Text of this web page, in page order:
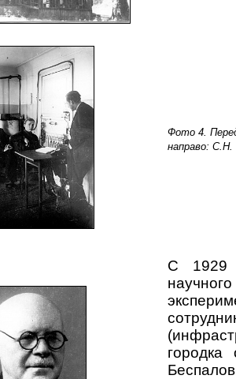
Фото 4.
направо:
С 1929
городка